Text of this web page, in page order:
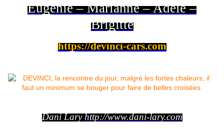
Eugénie – Marianne – Adèle –
Brigitte
https://devinci-cars.com
Dani Laryhttp://www.dani-lary.com